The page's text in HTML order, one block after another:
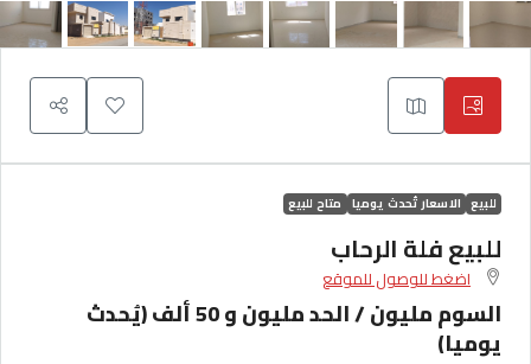
للبيع الاسعار تُحدث يوميا متاح للبيع
للبيع فلة الرحاب
اضغط للوصول للموقع
السوم مليون / الحد مليون و 50 ألف (يُحدث
يوميا)